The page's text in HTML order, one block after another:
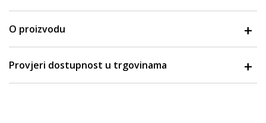
O proizvodu
Provjeri dostupnost u trgovinama